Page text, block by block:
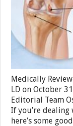
Medically
LD on October
Editorial Team
If you’re
here’s some